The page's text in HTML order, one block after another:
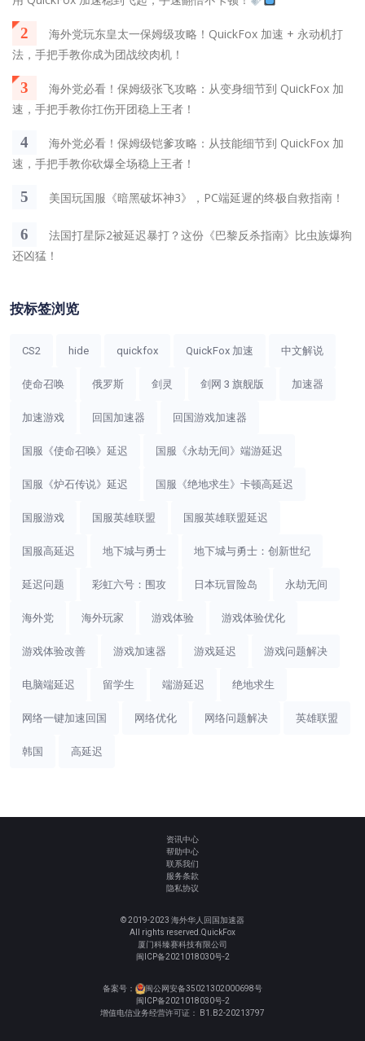
2
海外党玩东皇太一保姆级攻略！QuickFox 加速 + 永动机打
法，手把手教你成为团战绞肉机！
3
海外党必看！保姆级张飞攻略：从变身细节到 QuickFox 加
速，手把手教你扛伤开团稳上王者！
4
海外党必看！保姆级铠爹攻略：从技能细节到 QuickFox 加
速，手把手教你砍爆全场稳上王者！
5 美国玩国服《暗黑破坏神3》，PC端延遲的终极自救指南！
6
法国打星际2被延迟暴打？这份《巴黎反杀指南》比虫族爆狗
还凶猛！
按标签浏览
CS2 hide quickfox QuickFox 加速 中文解说
使命召唤 俄罗斯 剑灵 剑网 3 旗舰版 加速器
加速游戏 回国加速器 回国游戏加速器
国服《使命召唤》延迟 国服《永劫无间》端游延迟
国服《炉石传说》延迟 国服《绝地求生》卡顿高延迟
国服游戏 国服英雄联盟 国服英雄联盟延迟
国服高延迟 地下城与勇士 地下城与勇士：创新世纪
延迟问题 彩虹六号：围攻 日本玩冒险岛 永劫无间
海外党 海外玩家 游戏体验 游戏体验优化
游戏体验改善 游戏加速器 游戏延迟 游戏问题解决
电脑端延迟 留学生 端游延迟 绝地求生
网络一键加速回国 网络优化 网络问题解决 英雄联盟
韩国 高延迟
资讯中心
帮助中心
联系我们
服务条款
隐私协议
© 2019-2023 海外华人回国加速器
All rights reserved.QuickFox
厦门科臻赛科技有限公司
闽ICP备2021018030号-2
备案号：
闽公网安备35021302000698号
闽ICP备2021018030号-2
增值电信业务经营许可证： B1.B2-20213797